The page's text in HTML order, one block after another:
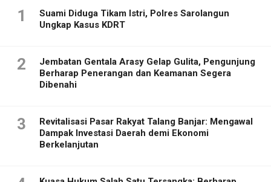
1
Suami Diduga Tikam Istri, Polres Sarolangun
Ungkap Kasus KDRT
2
Jembatan Gentala Arasy Gelap Gulita, Pengunjung
Berharap Penerangan dan Keamanan Segera
Dibenahi
3
Revitalisasi Pasar Rakyat Talang Banjar: Mengawal
Dampak Investasi Daerah demi Ekonomi
Berkelanjutan